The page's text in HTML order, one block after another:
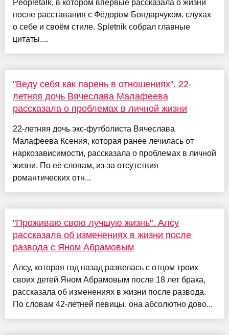
Peopletalk, в котором впервые рассказала о жизни
после расставания с Фёдором Бондарчуком, слухах
о себе и своём стиле. Spletnik собрал главные
цитаты....
"Веду себя как парень в отношениях". 22-
летняя дочь Вячеслава Малафеева
рассказала о проблемах в личной жизни
22-летняя дочь экс-футболиста Вячеслава
Малафеева Ксения, которая ранее лечилась от
наркозависимости, рассказала о проблемах в личной
жизни. По её словам, из-за отсутствия
романтических отн...
"Проживаю свою лучшую жизнь". Алсу
рассказала об изменениях в жизни после
развода с Яном Абрамовым
Алсу, которая год назад развелась с отцом троих
своих детей Яном Абрамовым после 18 лет брака,
рассказала об изменениях в жизни после развода.
По словам 42-летней певицы, она абсолютно дово...